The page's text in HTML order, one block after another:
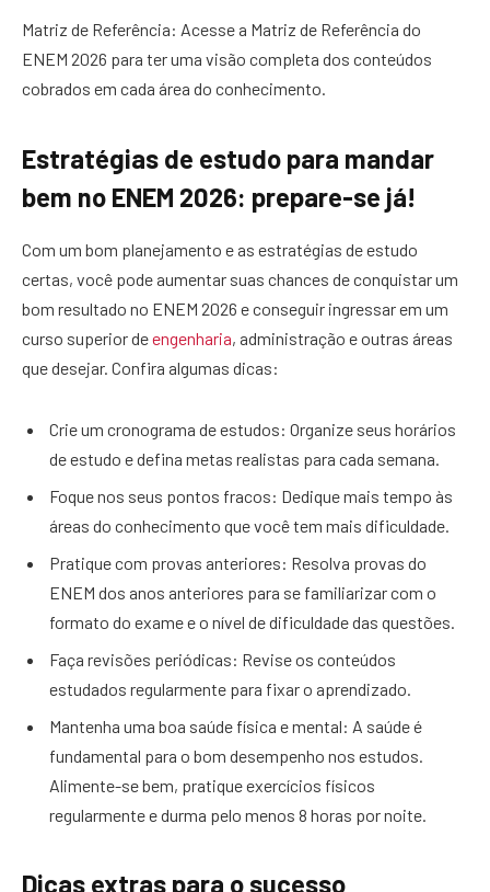
Matriz de Referência: Acesse a Matriz de Referência do
ENEM 2026 para ter uma visão completa dos conteúdos
cobrados em cada área do conhecimento.
Estratégias de estudo para mandar
bem no ENEM 2026: prepare-se já!
Com um bom planejamento e as estratégias de estudo
certas, você pode aumentar suas chances de conquistar um
bom resultado no ENEM 2026 e conseguir ingressar em um
curso superior deengenharia, administração e outras áreas
que desejar. Confira algumas dicas:
Crie um cronograma de estudos: Organize seus horários
de estudo e defina metas realistas para cada semana.
Foque nos seus pontos fracos: Dedique mais tempo às
áreas do conhecimento que você tem mais dificuldade.
Pratique com provas anteriores: Resolva provas do
ENEM dos anos anteriores para se familiarizar com o
formato do exame e o nível de dificuldade das questões.
Faça revisões periódicas: Revise os conteúdos
estudados regularmente para fixar o aprendizado.
Mantenha uma boa saúde física e mental: A saúde é
fundamental para o bom desempenho nos estudos.
Alimente-se bem, pratique exercícios físicos
regularmente e durma pelo menos 8 horas por noite.
Dicas extras para o sucesso